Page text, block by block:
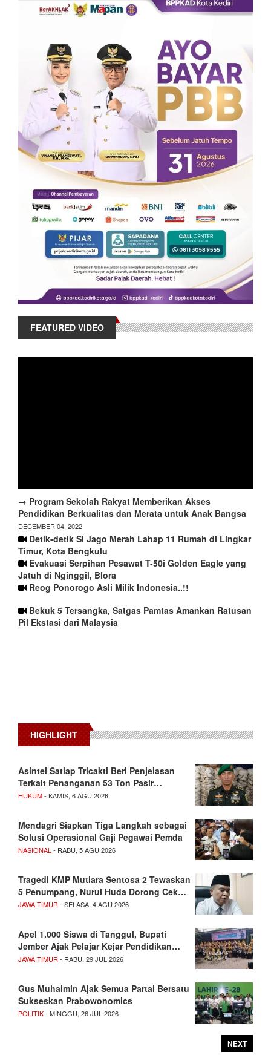
FEATURED VIDEO
→ Program Sekolah Rakyat Memberikan Akses
Pendidikan Berkualitas dan Merata untuk Anak Bangsa
DECEMBER 04, 2022
Detik-detik Si Jago Merah Lahap 11 Rumah di Lingkar
Timur, Kota Bengkulu
Evakuasi Serpihan Pesawat T-50i Golden Eagle yang
Jatuh di Nginggil, Blora
Reog Ponorogo Asli Milik Indonesia..!!
Bekuk 5 Tersangka, Satgas Pamtas Amankan Ratusan
Pil Ekstasi dari Malaysia
HIGHLIGHT
Asintel Satlap Tricakti Beri Penjelasan
Terkait Penanganan 53 Ton Pasir…
HUKUM- KAMIS, 6 AGU 2026
Mendagri Siapkan Tiga Langkah sebagai
Solusi Operasional Gaji Pegawai Pemda
NASIONAL - RABU, 5 AGU 2026
Tragedi KMP Mutiara Sentosa 2 Tewaskan
5 Penumpang, Nurul Huda Dorong Cek…
JAWA TIMUR - SELASA, 4 AGU 2026
Apel 1.000 Siswa di Tanggul, Bupati
Jember Ajak Pelajar Kejar Pendidikan…
JAWA TIMUR - RABU, 29 JUL 2026
Gus Muhaimin Ajak Semua Partai Bersatu
Sukseskan Prabowonomics
POLITIK- MINGGU, 26 JUL 2026
NEXT